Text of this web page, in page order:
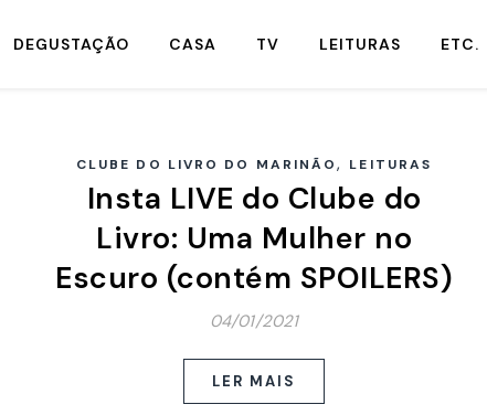
DEGUSTAÇÃO CASA TV LEITURAS ETC.
CLUBE DO LIVRO DO MARINÃO, LEITURAS
Insta LIVE do Clube do
Livro: Uma Mulher no
Escuro (contém SPOILERS)
04/01/2021
LER MAIS